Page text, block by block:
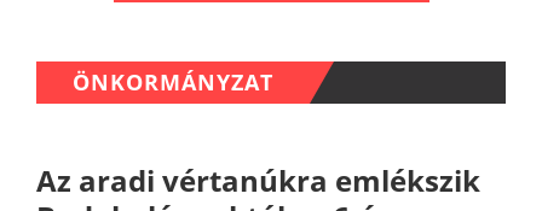
ÖNKORMÁNYZAT
Az aradi vértanúkra emlékszik